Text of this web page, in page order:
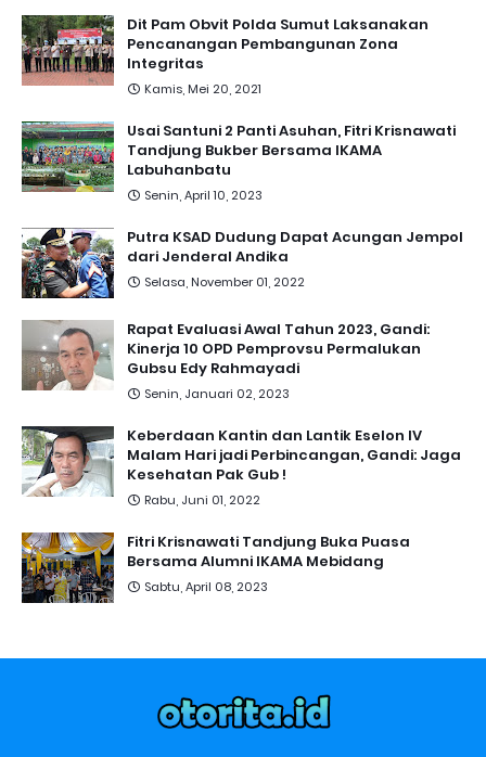
Dit Pam Obvit Polda Sumut Laksanakan
Pencanangan Pembangunan Zona
Integritas
Kamis, Mei 20, 2021
Usai Santuni 2 Panti Asuhan, Fitri Krisnawati
Tandjung Bukber Bersama IKAMA
Labuhanbatu
Senin, April 10, 2023
Putra KSAD Dudung Dapat Acungan Jempol
dari Jenderal Andika
Selasa, November 01, 2022
Rapat Evaluasi Awal Tahun 2023, Gandi:
Kinerja 10 OPD Pemprovsu Permalukan
Gubsu Edy Rahmayadi
Senin, Januari 02, 2023
Keberdaan Kantin dan Lantik Eselon IV
Malam Hari jadi Perbincangan, Gandi: Jaga
Kesehatan Pak Gub !
Rabu, Juni 01, 2022
Fitri Krisnawati Tandjung Buka Puasa
Bersama Alumni IKAMA Mebidang
Sabtu, April 08, 2023